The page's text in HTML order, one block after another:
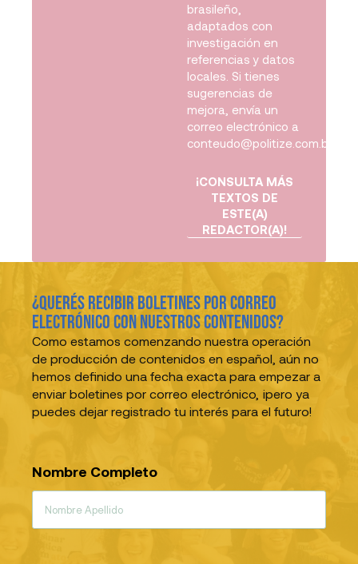
brasileño,
adaptados con
investigación en
referencias y datos
locales. Si tienes
sugerencias de
mejora, envía un
correo electrónico a
conteudo@politize.com.br
¡CONSULTA MÁS
TEXTOS DE
ESTE(A)
REDACTOR(A)!
¿Querés recibir boletines por correo
electrónico con nuestros contenidos?
Como estamos comenzando nuestra operación
de producción de contenidos en español, aún no
hemos definido una fecha exacta para empezar a
enviar boletines por correo electrónico, ¡pero ya
puedes dejar registrado tu interés para el futuro!
Nombre Completo